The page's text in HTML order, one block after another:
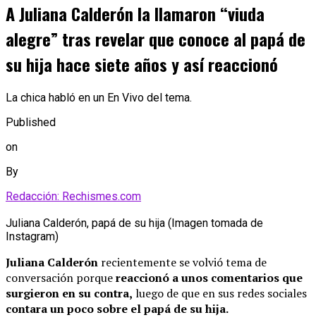
A Juliana Calderón la llamaron “viuda
alegre” tras revelar que conoce al papá de
su hija hace siete años y así reaccionó
La chica habló en un En Vivo del tema.
Published
on
By
Redacción: Rechismes.com
Juliana Calderón, papá de su hija (Imagen tomada de
Instagram)
Juliana Calderón recientemente se volvió tema de
conversación porquereaccionó a unos comentarios que
surgieron en su contra, luego de que en sus redes sociales
contara un poco sobre el papá de su hija.